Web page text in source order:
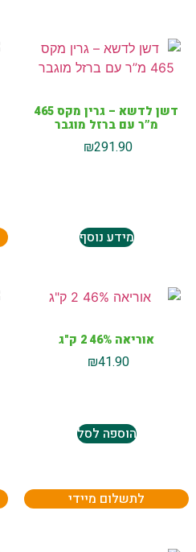
דשן לדשא – גרין מקס 465
מ”ר עם ברזל מוגבר
₪291.90
מידע נוסף
אוריאה 46% 2 ק"ג
₪41.90
הוספה לסל
לתשלום מיידי